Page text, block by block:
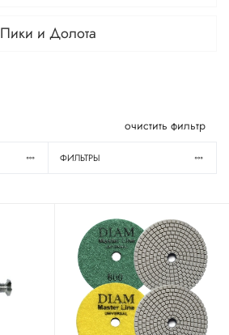
Пики и Долота
очистить фильтр
ФИЛЬТРЫ